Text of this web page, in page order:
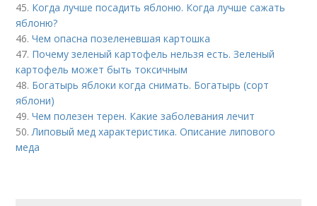
45. Когда лучше посадить яблоню. Когда лучше сажать
яблоню?
46.Чем опасна позеленевшая картошка
47. Почему зеленый картофель нельзя есть. Зеленый
картофель может быть токсичным
48. Богатырь яблоки когда снимать. Богатырь (сорт
яблони)
49.Чем полезен терен. Какие заболевания лечит
50.Липовый мед характеристика. Описание липового
меда